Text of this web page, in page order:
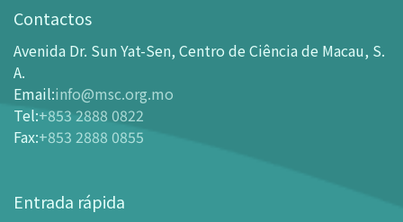
Horário de Funcionamento
Como chegar ao MSC
Bilheteira
- Comprar Ingressos On-line
- Ingressos e Tabela de Descontos
- Planta de localização
Contactos
Avenida Dr. Sun Yat-Sen, Centro de Ciência de Macau, S.
A.
Email:info@msc.org.mo
Tel:+853 2888 0822
Fax:+853 2888 0855
Entrada rápida